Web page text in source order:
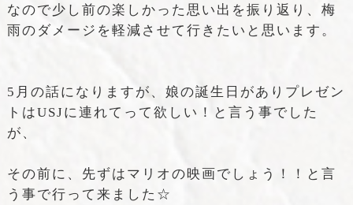
なので少し前の楽しかった思い出を振り返り、梅
雨のダメージを軽減させて行きたいと思います。
5月の話になりますが、娘の誕生日がありプレゼン
トはUSJに連れてって欲しい！と言う事でした
が、
その前に、先ずはマリオの映画でしょう！！と言
う事で行って来ました☆